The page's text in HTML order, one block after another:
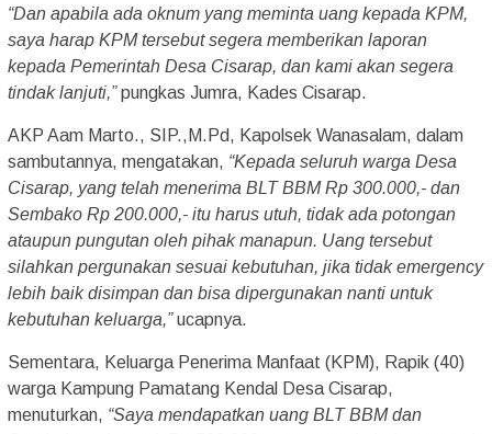
“Dan apabila ada oknum yang meminta uang kepada KPM,
saya harap KPM tersebut segera memberikan laporan
kepada Pemerintah Desa Cisarap, dan kami akan segera
tindak lanjuti,”pungkas Jumra, Kades Cisarap.
AKP Aam Marto., SIP.,M.Pd, Kapolsek Wanasalam, dalam
sambutannya, mengatakan, “Kepada seluruh warga Desa
Cisarap, yang telah menerima BLT BBM Rp 300.000,- dan
Sembako Rp 200.000,- itu harus utuh, tidak ada potongan
ataupun pungutan oleh pihak manapun. Uang tersebut
silahkan pergunakan sesuai kebutuhan, jika tidak emergency
lebih baik disimpan dan bisa dipergunakan nanti untuk
kebutuhan keluarga,”ucapnya.
Sementara, Keluarga Penerima Manfaat (KPM), Rapik (40)
warga Kampung Pamatang Kendal Desa Cisarap,
menuturkan, “Saya mendapatkan uang BLT BBM dan